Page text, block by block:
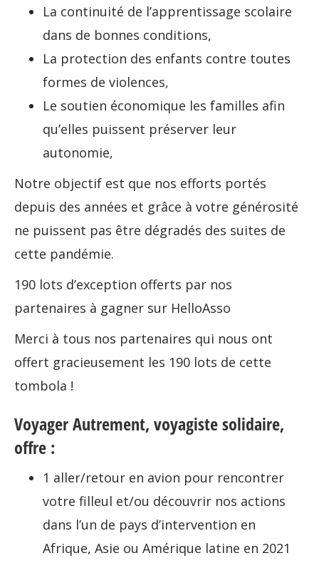
La continuité de l’apprentissage scolaire
dans de bonnes conditions,
La protection des enfants contre toutes
formes de violences,
Le soutien économique les familles afin
qu’elles puissent préserver leur
autonomie,
Notre objectif est que nos efforts portés
depuis des années et grâce à votre générosité
ne puissent pas être dégradés des suites de
cette pandémie.
190 lots d’exception offerts par nos
partenaires à gagner sur HelloAsso
Merci à tous nos partenaires qui nous ont
offert gracieusement les 190 lots de cette
tombola !
Voyager Autrement, voyagiste solidaire,
offre :
1 aller/retour en avion pour rencontrer
votre filleul et/ou découvrir nos actions
dans l’un de pays d’intervention en
Afrique, Asie ou Amérique latine en 2021